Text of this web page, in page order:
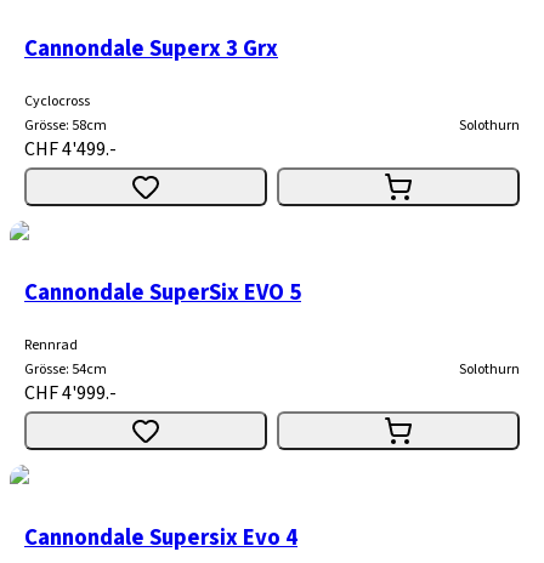
Cannondale Superx 3 Grx
Cyclocross
Grösse: 58cm Solothurn
CHF 4'499.-
Cannondale SuperSix EVO 5
Rennrad
Grösse: 54cm Solothurn
CHF 4'999.-
Cannondale Supersix Evo 4